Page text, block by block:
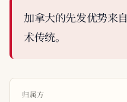
加拿大的先发优势来
术传统。
归属方